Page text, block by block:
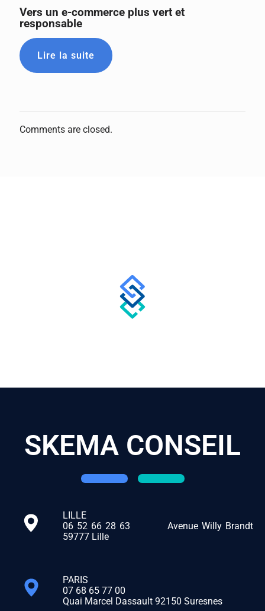
Vers un e-commerce plus vert et
responsable
Lire la suite
Comments are closed.
SKEMA CONSEIL
LILLE
06 52 66 28 63 Avenue Willy Brandt
59777 Lille
PARIS
07 68 65 77 00
Quai Marcel Dassault 92150 Suresnes